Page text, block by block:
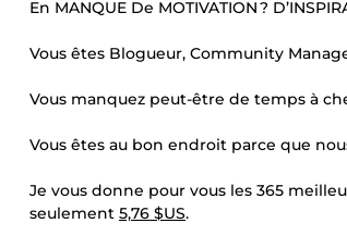
En MANQUE De MOTIVATION ?
Vous êtes Blogueur, Community
Vous manquez peut-être de temps à
Vous êtes au bon endroit parce que
Je vous donne pour vous les 365
seulement 5,76 $US.